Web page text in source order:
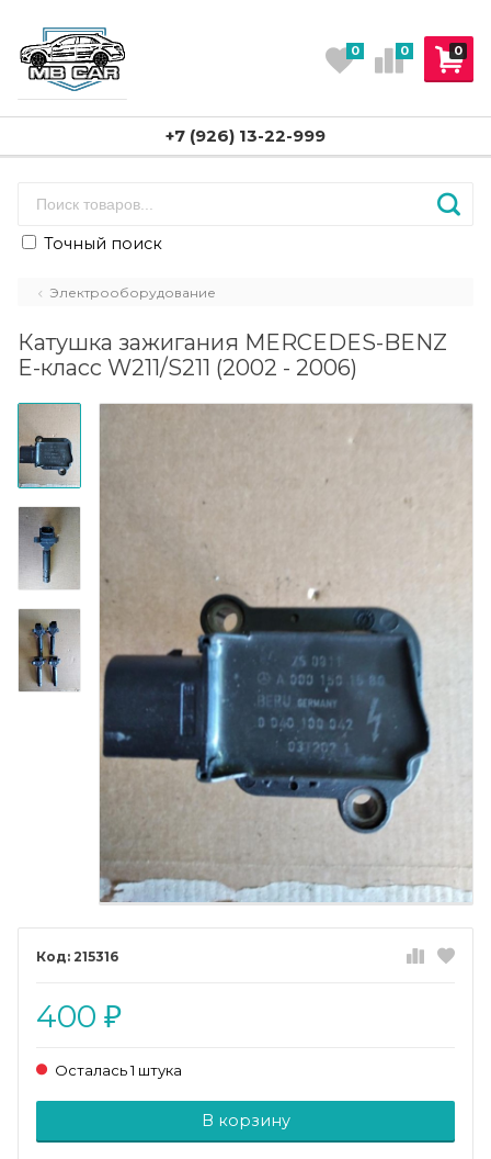
0
0 0
+7 (926) 13-22-999
Точный поиск
Электрооборудование
Катушка зажигания MERCEDES-BENZ
E-класс W211/S211 (2002 - 2006)
215316
400 ₽
Осталась 1 штука
В корзину